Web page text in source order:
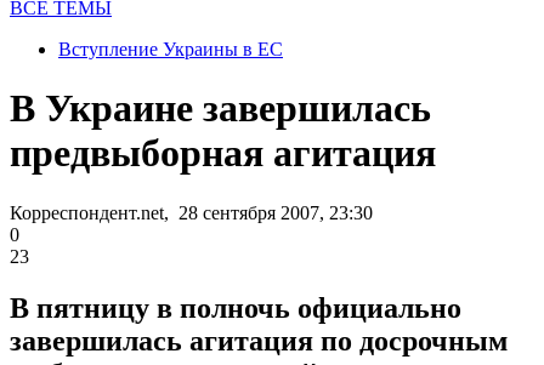
ВСЕ ТЕМЫ
Вступление Украины в ЕС
В Украине завершилась
предвыборная агитация
Корреспондент.net, 28 сентября 2007, 23:30
0
23
В пятницу в полночь официально
завершилась агитация по досрочным